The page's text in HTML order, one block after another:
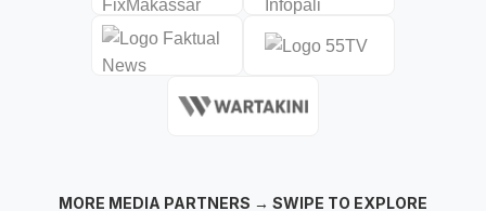
MORE MEDIA PARTNERS → SWIPE TO EXPLORE